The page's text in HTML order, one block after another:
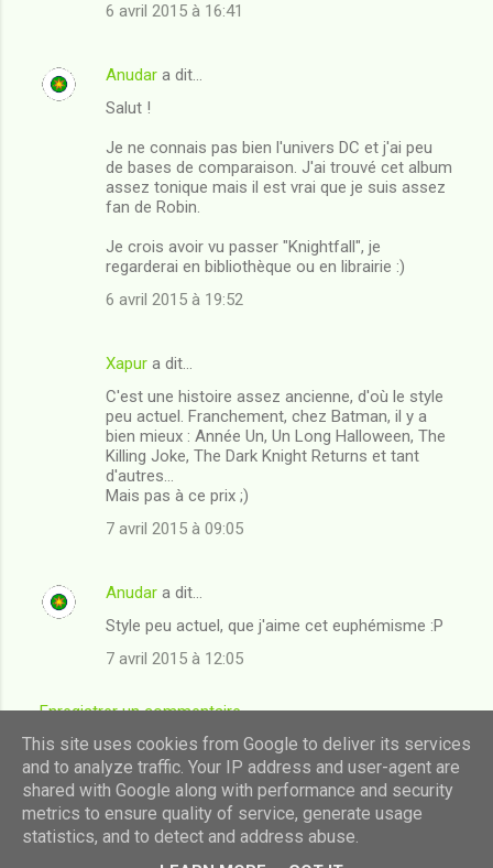
e
s
6 avril 2015 à 16:41
Anudar a dit…
Salut !
Je ne connais pas bien l'univers DC et j'ai peu
de bases de comparaison. J'ai trouvé cet album
assez tonique mais il est vrai que je suis assez
fan de Robin.
Je crois avoir vu passer "Knightfall", je
regarderai en bibliothèque ou en librairie :)
6 avril 2015 à 19:52
Xapur a dit…
C'est une histoire assez ancienne, d'où le style
peu actuel. Franchement, chez Batman, il y a
bien mieux : Année Un, Un Long Halloween, The
Killing Joke, The Dark Knight Returns et tant
d'autres...
Mais pas à ce prix ;)
7 avril 2015 à 09:05
Anudar a dit…
Style peu actuel, que j'aime cet euphémisme :P
7 avril 2015 à 12:05
Enregistrer un commentaire
Fourni par Blogger
This site uses cookies from Google to deliver its services
and to analyze traffic. Your IP address and user-agent are
shared with Google along with performance and security
metrics to ensure quality of service, generate usage
statistics, and to detect and address abuse.